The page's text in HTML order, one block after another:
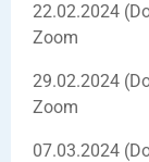
22.02.2024
Zoom
29.02.2024
Zoom
07.03.2024